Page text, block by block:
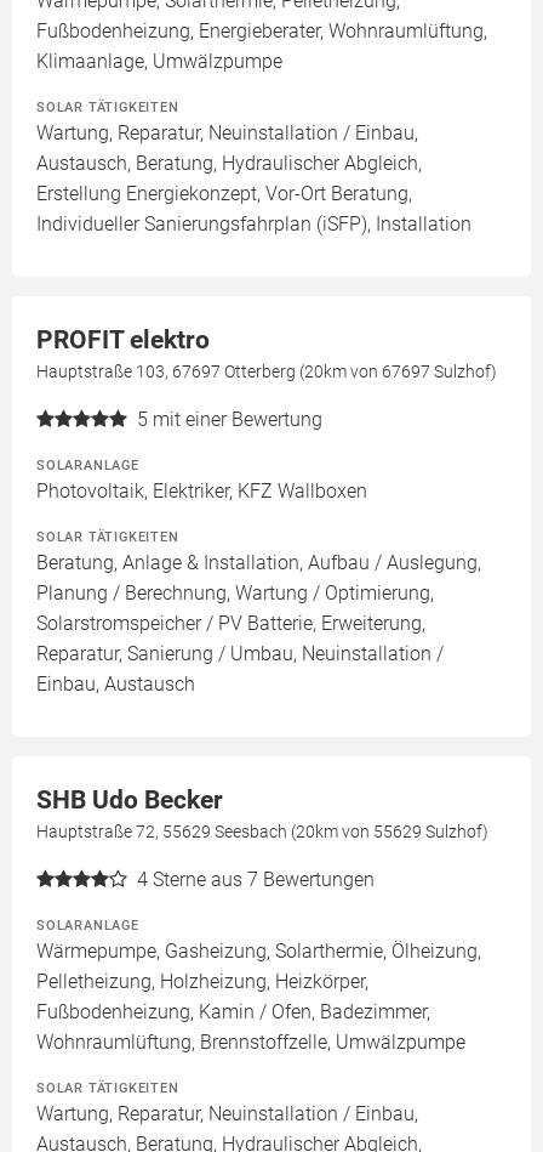
Fußbodenheizung, Energieberater, Wohnraumlüftung,
Klimaanlage, Umwälzpumpe
SOLAR TÄTIGKEITEN
Wartung, Reparatur, Neuinstallation / Einbau,
Austausch, Beratung, Hydraulischer Abgleich,
Erstellung Energiekonzept, Vor-Ort Beratung,
Individueller Sanierungsfahrplan (iSFP), Installation
PROFIT elektro
Hauptstraße 103, 67697 Otterberg (20km von 67697 Sulzhof)
5 mit einer Bewertung
SOLARANLAGE
Photovoltaik, Elektriker, KFZ Wallboxen
SOLAR TÄTIGKEITEN
Beratung, Anlage & Installation, Aufbau / Auslegung,
Planung / Berechnung, Wartung / Optimierung,
Solarstromspeicher / PV Batterie, Erweiterung,
Reparatur, Sanierung / Umbau, Neuinstallation /
Einbau, Austausch
SHB Udo Becker
Hauptstraße 72, 55629 Seesbach (20km von 55629 Sulzhof)
4 Sterne aus 7 Bewertungen
SOLARANLAGE
Wärmepumpe, Gasheizung, Solarthermie, Ölheizung,
Pelletheizung, Holzheizung, Heizkörper,
Fußbodenheizung, Kamin / Ofen, Badezimmer,
Wohnraumlüftung, Brennstoffzelle, Umwälzpumpe
SOLAR TÄTIGKEITEN
Wartung, Reparatur, Neuinstallation / Einbau,
Austausch, Beratung, Hydraulischer Abgleich,